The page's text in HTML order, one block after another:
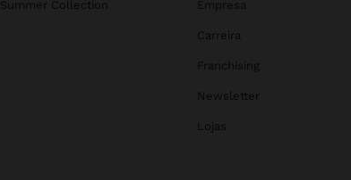
Summer Collection Empresa
Carreira
Franchising
Newsletter
Lojas